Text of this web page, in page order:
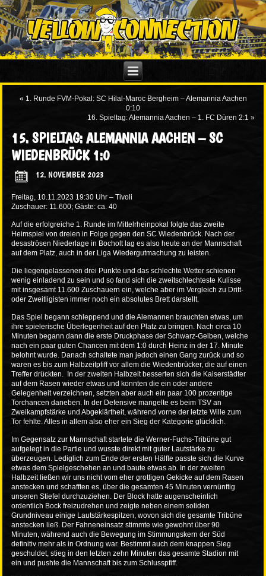
« 1. Runde FVM-Pokal: SC Hilal-Maroc Bergheim – Alemannia Aachen
0:10
16. Spieltag: Alemannia Aachen – 1. FC Düren 2:1 »
15. SPIELTAG: ALEMANNIA AACHEN – SC
WIEDENBRÜCK 1:0
12. NOVEMBER 2023
Freitag, 10.11.2023 19:30 Uhr – Tivoli
Zuschauer: 11.600; Gäste: ca. 40
Auf die erfolgreiche 1. Runde im Mittelrheinpokal folgte das zweite
Heimspiel von dreien in Folge gegen den SC Wiedenbrück. Nach der
desaströsen Niederlage in Bocholt lag es also heute an der Mannschaft
auf dem Platz, auch in der Liga Wiedergutmachung zu leisten.
Die liegengelassenen drei Punkte und das schlechte Wetter schienen
wenig einladend zu sein und so fand sich die zweitschlechteste Kulisse
mit insgesamt 11.600 Zuschauern ein, welche aber im Vergleich zu Dritt-
oder Zweitligisten immer noch ein absolutes Brett darstellt.
Das Spiel begann schleppend und die Alemannen brauchten etwas, um
ihre spielerische Überlegenheit auf den Platz zu bringen. Nach circa 10
Minuten begann dann die erste Druckphase der Schwarz-Gelben, welche
nach ein paar guten Chancen mit dem 1:0 durch Heinz in der 17. Minute
belohnt wurde. Danach schaltete man jedoch einen Gang zurück und so
waren es bis zum Halbzeitpfiff vor allem die Wiedenbrücker, die auf einen
Treffer drückten. In der zweiten Halbzeit besserten sich die Kaiserstädter
auf dem Rasen wieder etwas und konnten die ein oder andere
Gelegenheit verzeichnen, setzten aber auch ein paar 100 prozentige
Torchancen daneben. In der Defensive mangelte es beim TSV an
Zweikampfstärke und Abgeklärtheit, während vorne der letzte Wille zum
Tor fehlte. Alles in allem also eher ein Sieg der Kategorie glücklich.
Im Gegensatz zur Mannschaft startete die Werner-Fuchs-Tribüne gut
aufgelegt in die Partie und wusste direkt mit guter Lautstärke zu
überzeugen. Lediglich zum Ende der ersten Hälfte passte sich die Kurve
etwas dem Spielgeschehen an und baute etwas ab. In der zweiten
Halbzeit ließen wir uns nicht vom eher grottigen Gekicke auf dem Rasen
anstecken und schafften es, über die gesamten 45 Minuten vernünftig
unseren Stiefel durchzuziehen. Der Block hatte augenscheinlich
ordentlich Bock freizudrehen und zeigte neben einem soliden
Grundniveau einige Lautstärkespitzen, wovon sich die gesamte Tribüne
anstecken ließ. Der Fahneneinsatz stimmte wie gewohnt über 90
Minuten, während auch die Bewegung im Stimmungskern der Süd
definitiv mehr als in Ordnung war. Bestimmt auch dem knappen Sieg
geschuldet, stieg in den letzten zehn Minuten das gesamte Stadion mit
ein und pushte die Mannschaft bis zum Schlusspfiff.